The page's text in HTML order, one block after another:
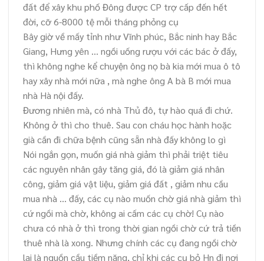
đất để xây khu phố Đông được CP trợ cấp đến hết
đời, cỡ 6-8000 tệ mỗi tháng phỏng cụ
Bây giờ về mấy tỉnh như Vĩnh phúc, Bắc ninh hay Bắc
Giang, Hưng yên … ngồi uống rượu với các bác ở đấy,
thì không nghe kể chuyện ông nọ bà kia mới mua ô tô
hay xây nhà mới nữa , mà nghe ông A bà B mới mua
nhà Hà nội đấy.
Đương nhiên mà, có nhà Thủ đô, tự hào quá đi chứ.
Không ở thì cho thuê. Sau con cháu học hành hoặc
già cần đi chữa bệnh cũng sẵn nhà đấy không lo gì
Nói ngắn gọn, muốn giá nhà giảm thì phải triệt tiêu
các nguyên nhân gây tăng giá, đó là giảm giá nhân
công, giảm giá vật liệu, giảm giá đất , giảm nhu cầu
mua nhà … đấy, các cụ nào muốn chờ giá nhà giảm thì
cứ ngồi mà chờ, không ai cấm các cụ chờ! Cụ nào
chưa có nhà ở thì trong thời gian ngồi chờ cứ trả tiền
thuê nhà là xong. Nhưng chính các cụ đang ngồi chờ
lại là nguồn cầu tiềm năng, chỉ khi các cụ bỏ Hn đi nơi